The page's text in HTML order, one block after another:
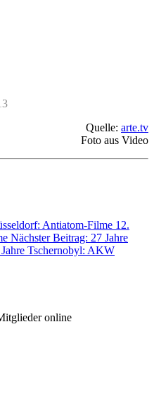
Quelle: arte.tv
Foto aus Video
Antiatom-Filme 12.
Nächster Beitrag: 27 Jahre
Jahre Tschernobyl: AKW
online